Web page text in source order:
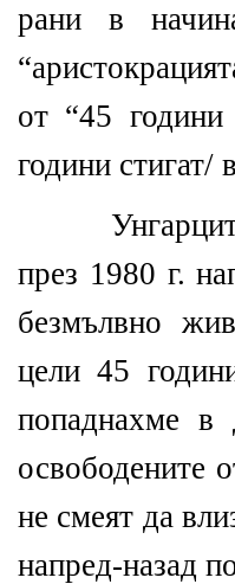
рани в
от “45
години стигат/
през 1980 г.
безмълвно
цели 45
попаднахме в
освободените
не смеят да
напред-назад